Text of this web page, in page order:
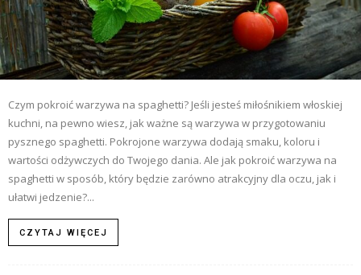
Czym pokroić warzywa na spaghetti? Jeśli jesteś miłośnikiem włoskiej
kuchni, na pewno wiesz, jak ważne są warzywa w przygotowaniu
pysznego spaghetti. Pokrojone warzywa dodają smaku, koloru i
wartości odżywczych do Twojego dania. Ale jak pokroić warzywa na
spaghetti w sposób, który będzie zarówno atrakcyjny dla oczu, jak i
ułatwi jedzenie?...
CZYTAJ WIĘCEJ